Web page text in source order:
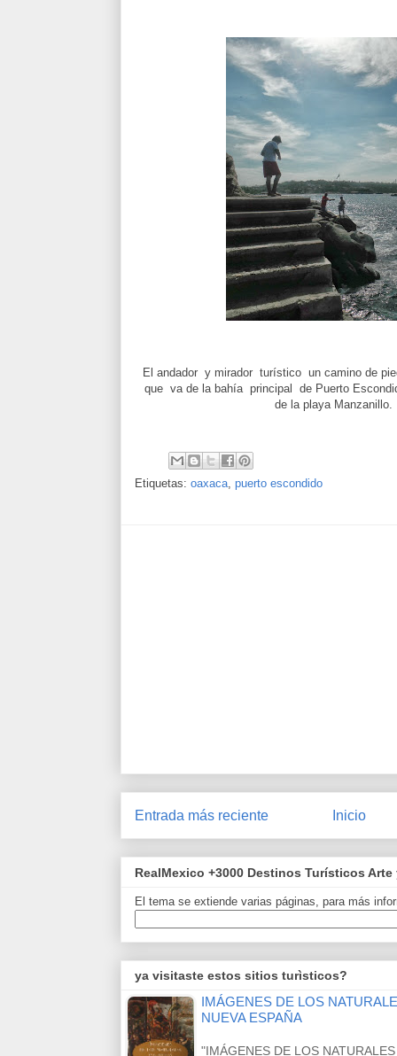
El andador y mirador turístico un camino de
que va de la bahía principal de Puerto
de la playa Manzanillo.
Etiquetas: oaxaca, puerto escondido
Entrada más reciente Inicio
RealMexico +3000 Destinos Turísticos
El tema se extiende varias páginas, para más
ya visitaste estos sitios turìsticos?
IMÁGENES DE LOS
NUEVA ESPAÑA
"IMÁGENES DE LOS